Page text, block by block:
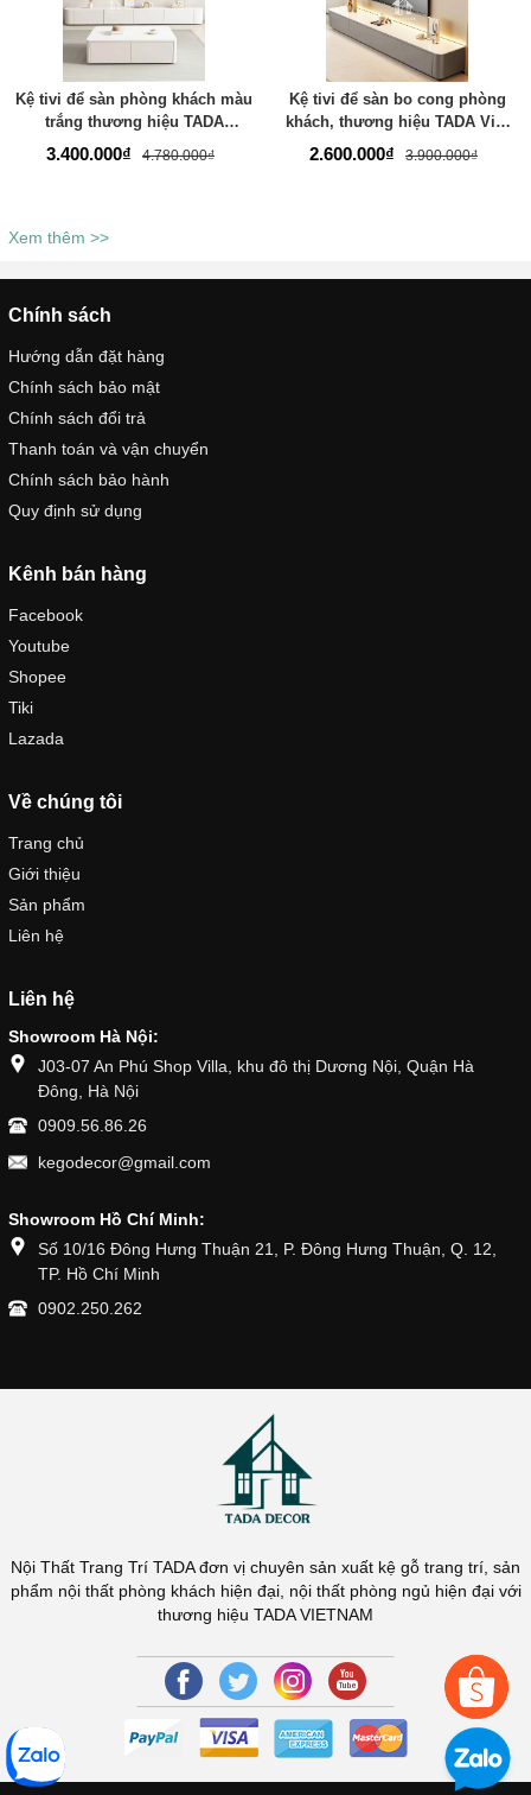
Kệ tivi để sàn phòng khách màu
trắng thương hiệu TADA
VIETNAM- TDTV886
3.400.000₫ 4.780.000₫
Kệ tivi để sàn bo cong phòng
khách, thương hiệu TADA Việt
Nam TDTV04
2.600.000₫ 3.900.000₫
Xem thêm >>
Chính sách
Hướng dẫn đặt hàng
Chính sách bảo mật
Chính sách đổi trả
Thanh toán và vận chuyển
Chính sách bảo hành
Quy định sử dụng
Kênh bán hàng
Facebook
Youtube
Shopee
Tiki
Lazada
Về chúng tôi
Trang chủ
Giới thiệu
Sản phẩm
Liên hệ
Liên hệ
Showroom Hà Nội:
J03-07 An Phú Shop Villa, khu đô thị Dương Nội, Quận Hà
Đông, Hà Nội
0909.56.86.26
kegodecor@gmail.com
Showroom Hồ Chí Minh:
Số 10/16 Đông Hưng Thuận 21, P. Đông Hưng Thuận, Q. 12,
TP. Hồ Chí Minh
0902.250.262
Nội Thất Trang Trí TADA đơn vị chuyên sản xuất kệ gỗ trang trí, sản
phẩm nội thất phòng khách hiện đại, nội thất phòng ngủ hiện đại với
thương hiệu TADA VIETNAM